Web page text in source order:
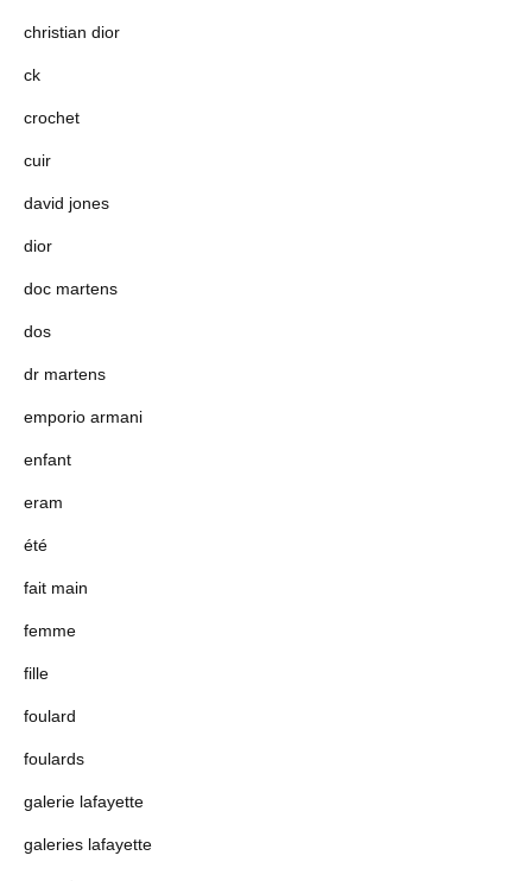
christian dior
ck
crochet
cuir
david jones
dior
doc martens
dos
dr martens
emporio armani
enfant
eram
été
fait main
femme
fille
foulard
foulards
galerie lafayette
galeries lafayette